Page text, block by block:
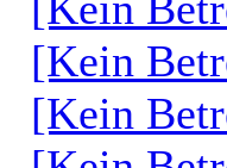
[Kein
[Kein